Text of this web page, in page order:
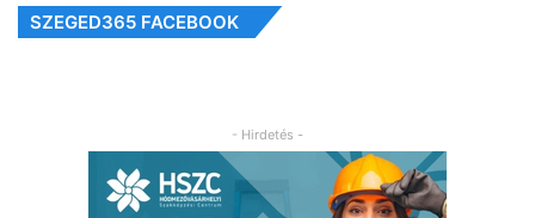
SZEGED365 FACEBOOK
- Hirdetés -